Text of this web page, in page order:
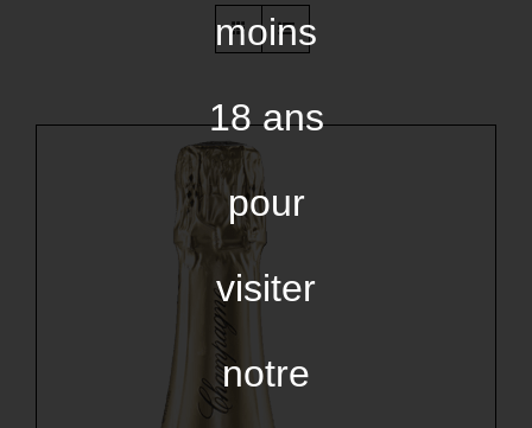
moins
18 ans
pour
visiter
notre